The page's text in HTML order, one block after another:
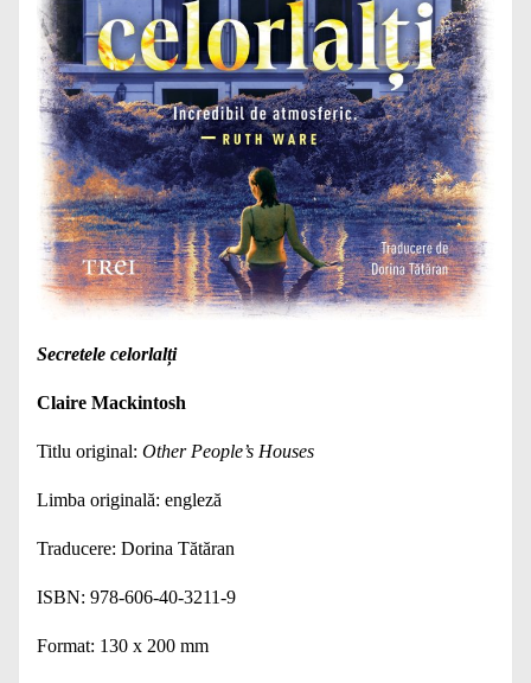
Secretele celorlalți
Claire Mackintosh
Titlu original: Other People’s Houses
Limba originală: engleză
Traducere: Dorina Tătăran
ISBN: 978-606-40-3211-9
Format: 130 x 200 mm